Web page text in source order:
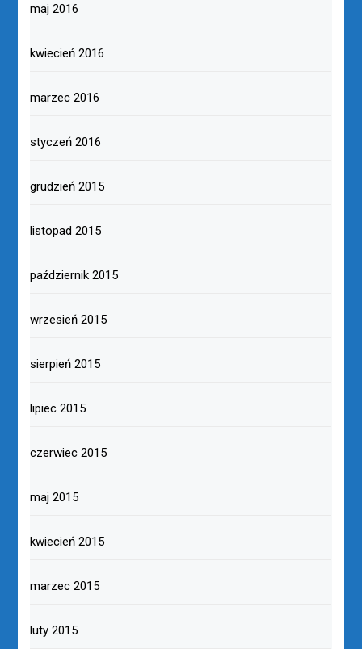
maj 2016
kwiecień 2016
marzec 2016
styczeń 2016
grudzień 2015
listopad 2015
październik 2015
wrzesień 2015
sierpień 2015
lipiec 2015
czerwiec 2015
maj 2015
kwiecień 2015
marzec 2015
luty 2015